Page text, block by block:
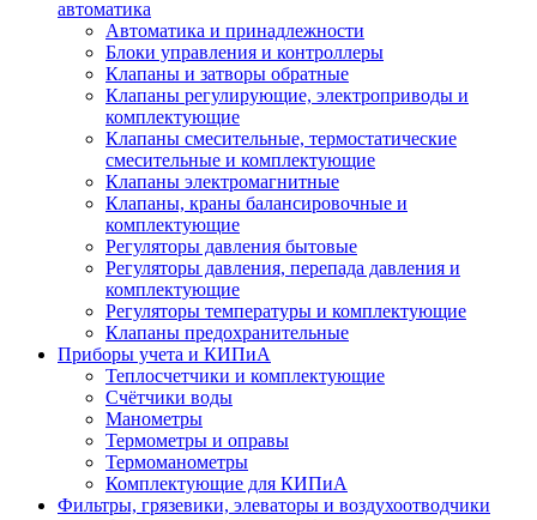
автоматика
Автоматика и принадлежности
Блоки управления и контроллеры
Клапаны и затворы обратные
Клапаны регулирующие, электроприводы и
комплектующие
Клапаны смесительные, термостатические
смесительные и комплектующие
Клапаны электромагнитные
Клапаны, краны балансировочные и
комплектующие
Регуляторы давления бытовые
Регуляторы давления, перепада давления и
комплектующие
Регуляторы температуры и комплектующие
Клапаны предохранительные
Приборы учета и КИПиА
Теплосчетчики и комплектующие
Счётчики воды
Манометры
Термометры и оправы
Термоманометры
Комплектующие для КИПиА
Фильтры, грязевики, элеваторы и воздухоотводчики